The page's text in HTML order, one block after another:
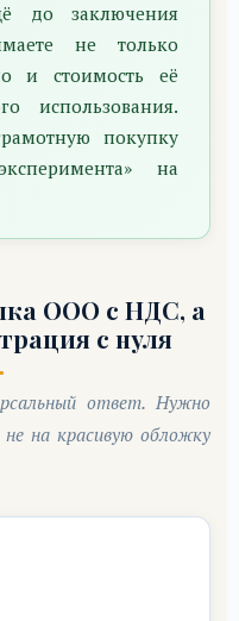
до заключения
не только
и стоимость её
использования.
покупку
на
ООО с НДС, а
с нуля
ответ. Нужно
на красивую обложку